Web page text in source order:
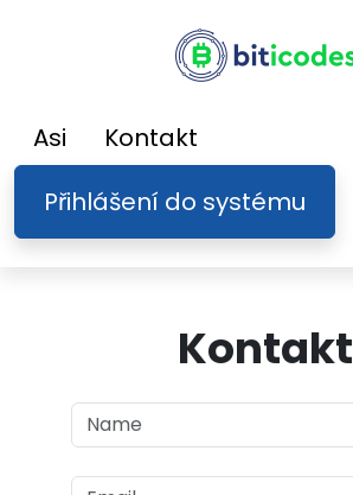
Asi
Kontakt
Přihlášení do systému
Kontakt